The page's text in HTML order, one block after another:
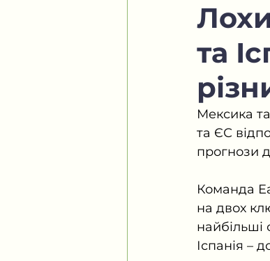
та
Мексика
та ЄС
прогнози
Команда
на двох
Іспанія –